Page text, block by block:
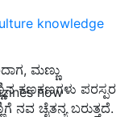
knowledge
now
ಮಣ್ಣು
ಕಣಕಣಗಳು ಪರಸ್ಪರ
ನವ ಚೈತನ್ಯ ಬರುತ್ತದೆ.